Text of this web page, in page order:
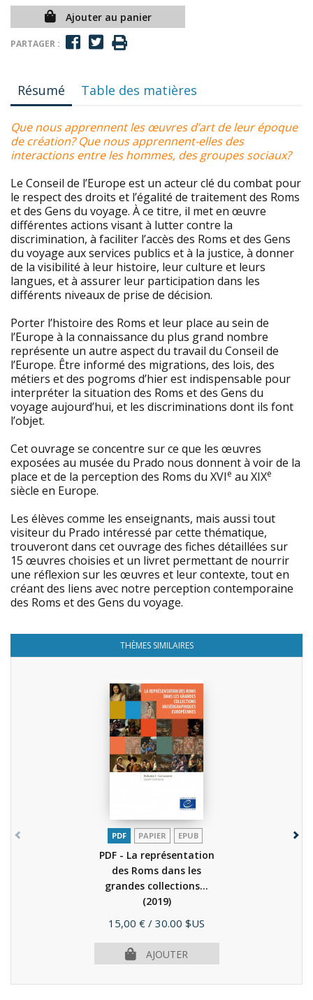
Ajouter au panier
PARTAGER :
Résumé Table des matières
Que nous apprennent les œuvres d’art de leur époque
de création? Que nous apprennent-elles des
interactions entre les hommes, des groupes sociaux?
Le Conseil de l’Europe est un acteur clé du combat pour
le respect des droits et l’égalité de traitement des Roms
et des Gens du voyage. À ce titre, il met en œuvre
différentes actions visant à lutter contre la
discrimination, à faciliter l’accès des Roms et des Gens
du voyage aux services publics et à la justice, à donner
de la visibilité à leur histoire, leur culture et leurs
langues, et à assurer leur participation dans les
différents niveaux de prise de décision.
Porter l’histoire des Roms et leur place au sein de
l’Europe à la connaissance du plus grand nombre
représente un autre aspect du travail du Conseil de
l’Europe. Être informé des migrations, des lois, des
métiers et des pogroms d’hier est indispensable pour
interpréter la situation des Roms et des Gens du
voyage aujourd’hui, et les discriminations dont ils font
l’objet.
Cet ouvrage se concentre sur ce que les œuvres
exposées au musée du Prado nous donnent à voir de la
place et de la perception des Roms du XVIe au XIXe
siècle en Europe.
Les élèves comme les enseignants, mais aussi tout
visiteur du Prado intéressé par cette thématique,
trouveront dans cet ouvrage des fiches détaillées sur
15 œuvres choisies et un livret permettant de nourrir
une réflexion sur les œuvres et leur contexte, tout en
créant des liens avec notre perception contemporaine
des Roms et des Gens du voyage.
THÈMES SIMILAIRES
PDF PAPIER EPUB
PDF - La représentation
des Roms dans les
grandes collections...
(2019)
Prix
15,00 € / 30.00 $US
AJOUTER